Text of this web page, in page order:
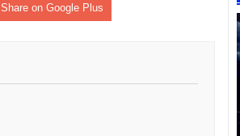
Share on Google Plus